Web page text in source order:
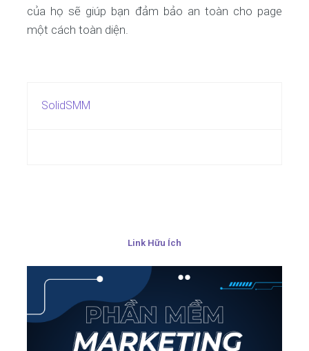
của họ sẽ giúp bạn đảm bảo an toàn cho page
một cách toàn diện.
SolidSMM
Link Hữu Ích